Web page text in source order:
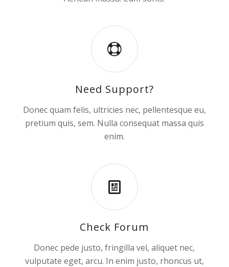
Need Support?
Donec quam felis, ultricies nec, pellentesque eu,
pretium quis, sem. Nulla consequat massa quis
enim.
Check Forum
Donec pede justo, fringilla vel, aliquet nec,
vulputate eget, arcu. In enim justo, rhoncus ut,